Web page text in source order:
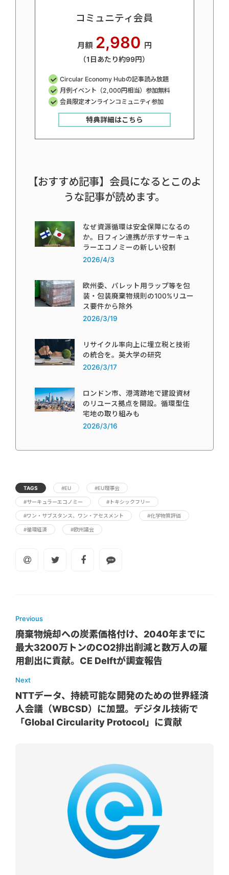
コミュニティ会員
月額 2,980 円
（1日あたり約99円）
Circular Economy Hubの記事読み放題
月例イベント（2,000円相当）参加無料
会員限定オンラインコミュニティ参加
特典詳細はこちら
【おすすめ記事】会員になるとこのよ
うな記事が読めます。
なぜ資源循環は安全保障になるの
か。日フィン連携が示すサーキュ
ラーエコノミーの新しい役割
2026/4/3
欧州委、パレット用ラップ等を包
装・包装廃棄物規則の100%リユー
ス要件から除外
2026/3/19
リサイクル率向上に埋立税と技術
の統合を。英大学の研究
2026/3/17
ロンドン市、港湾跡地で建設資材
のリユース拠点を開設。循環型住
宅地の取り組みも
2026/3/16
TAGS #EU #EU理事会
#サーキュラーエコノミー #トキシックフリー
#ワン・サブスタンス、ワン・アセスメント #化学物質評価
#循環経済 #欧州議会
Previous
廃棄物焼却への炭素価格付け、2040年までに
最大3200万トンのCO2排出削減と数万人の雇
用創出に貢献。CE Delftが調査報告
Next
NTTデータ、持続可能な開発のための世界経済
人会議（WBCSD）に加盟。デジタル技術で
「Global Circularity Protocol」に貢献